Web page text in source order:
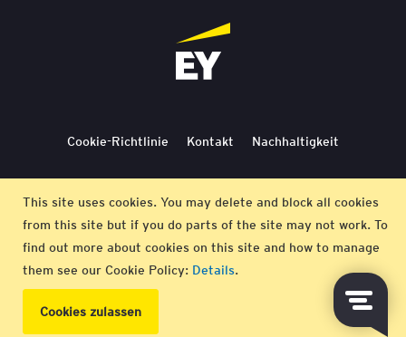
This site uses cookies. You may delete and block all cookies
from this site but if you do parts of the site may not work. To
find out more about cookies on this site and how to manage
them see our Cookie Policy: Details.
Cookies zulassen
Cookie-Richtlinie Kontakt Nachhaltigkeit
Impressum
© EY 2026 |Datenschutz-Bestimmungen